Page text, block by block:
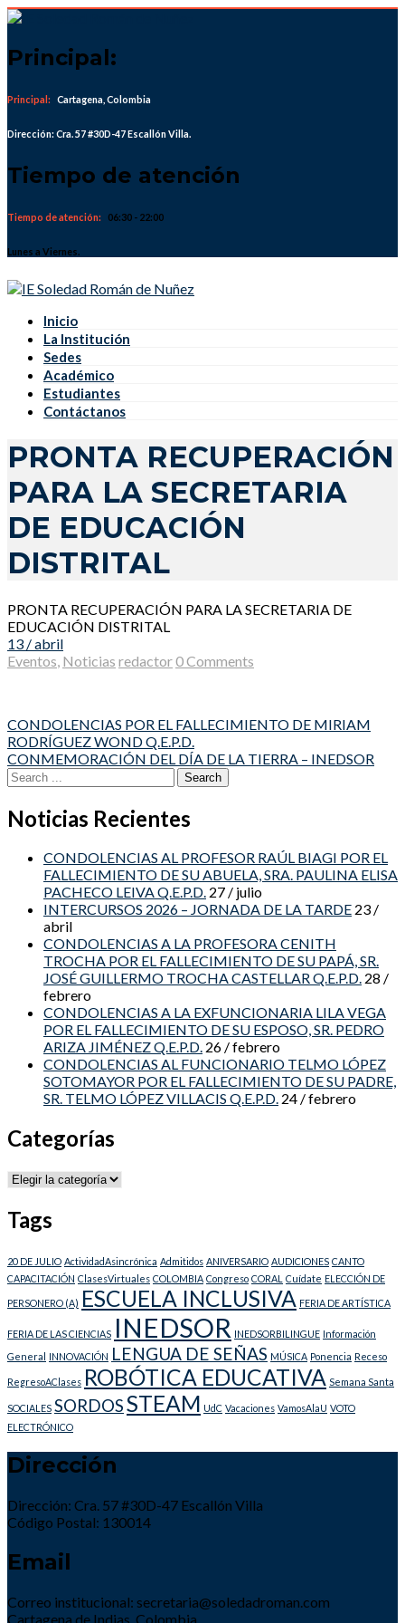
Skip
content
Principal:
Principal: Cartagena, Colombia
Dirección: Cra. 57 #30D-47 Escallón Villa.
Tiempo de atención
Tiempo de atención: 06:30 - 22:00
Lunes a Viernes.
Inicio
La Institución
Sedes
Académico
Estudiantes
Contáctanos
PRONTA RECUPERACIÓN
PARA LA SECRETARIA
DE EDUCACIÓN
DISTRITAL
PRONTA RECUPERACIÓN PARA LA SECRETARIA DE
EDUCACIÓN DISTRITAL
13 / abril
Eventos Noticias redactor0 Comments
Post
navigation
CONDOLENCIAS POR EL FALLECIMIENTO DE MIRIAM
RODRÍGUEZ WOND Q.E.P.D.
CONMEMORACIÓN DEL DÍA DE LA TIERRA – INEDSOR
Search
for:
Noticias Recientes
CONDOLENCIAS AL PROFESOR RAÚL BIAGI POR EL
FALLECIMIENTO DE SU ABUELA, SRA. PAULINA ELISA
PACHECO LEIVA Q.E.P.D. 27 / julio
INTERCURSOS 2026 – JORNADA DE LA TARDE 23 /
abril
CONDOLENCIAS A LA PROFESORA CENITH
TROCHA POR EL FALLECIMIENTO DE SU PAPÁ, SR.
JOSÉ GUILLERMO TROCHA CASTELLAR Q.E.P.D. 28 /
febrero
CONDOLENCIAS A LA EXFUNCIONARIA LILA VEGA
POR EL FALLECIMIENTO DE SU ESPOSO, SR. PEDRO
ARIZA JIMÉNEZ Q.E.P.D. 26 / febrero
CONDOLENCIAS AL FUNCIONARIO TELMO LÓPEZ
SOTOMAYOR POR EL FALLECIMIENTO DE SU PADRE,
SR. TELMO LÓPEZ VILLACIS Q.E.P.D. 24 / febrero
Categorías
Categorías
Tags
20 DE JULIO ActividadAsincrónica Admitidos ANIVERSARIO AUDICIONES CANTO
CAPACITACIÓN ClasesVirtuales COLOMBIA Congreso CORAL Cuídate ELECCIÓN DE
PERSONERO (A) ESCUELA INCLUSIVA FERIA DE ARTÍSTICA
FERIA DE LAS CIENCIAS INEDSOR INEDSORBILINGUE Información
General INNOVACIÓN LENGUA DE SEÑAS MÚSICA Ponencia Receso
RegresoAClases ROBÓTICA EDUCATIVA Semana Santa
SOCIALES SORDOSSTEAM UdC Vacaciones VamosAlaU VOTO
ELECTRÓNICO
Dirección
Dirección: Cra. 57 #30D-47 Escallón Villa
Código Postal: 130014
Email
Correo institucional: secretaria@soledadroman.com
Cartagena de Indias, Colombia